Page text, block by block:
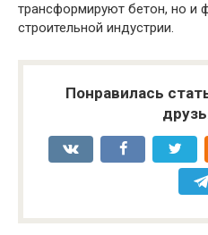
трансформируют бетон, но и
строительной индустрии.
Понравилась